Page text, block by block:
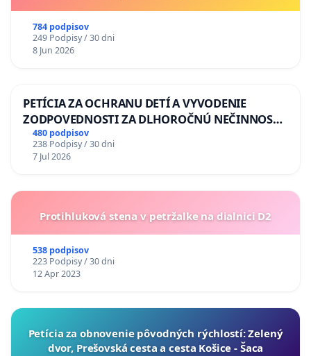
784 podpisov
249 Podpisy / 30 dni
8 Jun 2026
PETÍCIA ZA OCHRANU DETÍ A VYVODENIE
ZODPOVEDNOSTI ZA DLHOROČNÚ NEČINNOSŤ
A ZLYHANIE ŠTÁTU
480 podpisov
238 Podpisy / 30 dni
7 Jul 2026
Protihluková stena v petržalke na dialnici D2
538 podpisov
223 Podpisy / 30 dni
12 Apr 2023
​Petícia za obnovenie pôvodných rýchlostí: Zelený
dvor, Prešovská cesta a cesta Košice - Šaca